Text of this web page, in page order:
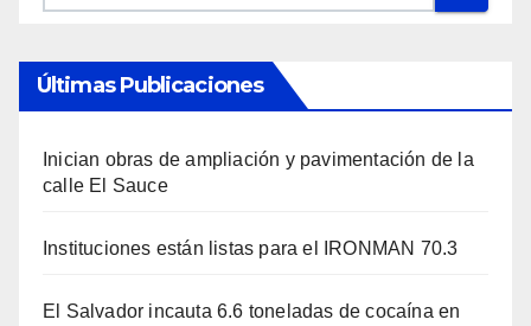
Últimas Publicaciones
Inician obras de ampliación y pavimentación de la
calle El Sauce
Instituciones están listas para el IRONMAN 70.3
El Salvador incauta 6.6 toneladas de cocaína en